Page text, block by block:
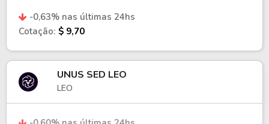
-0,63% nas últimas 24hs
Cotação: $ 9,70
UNUS SED LEO
LEO